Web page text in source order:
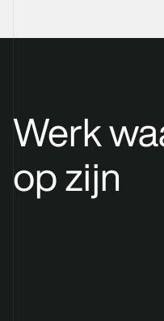
Werk
op zijn